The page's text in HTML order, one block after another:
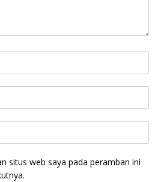
situs web saya pada peramban ini